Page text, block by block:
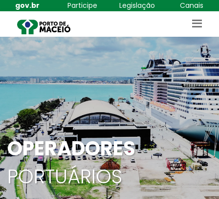
gov.br Participe Legislação Canais
OPERADORES
PORTUÁRIOS